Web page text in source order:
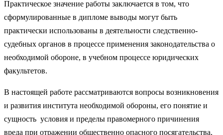
Практическое значение работы заключается в том, что
сформулированные в дипломе выводы могут быть
практически использованы в деятельности следственно-
судебных органов в процессе применения законодательства о
необходимой обороне, в учебном процессе юридических
факультетов.
В настоящей работе рассматриваются вопросы возникновения
и развития института необходимой обороны, его понятие и
сущность условия и пределы правомерного причинения
вреда при отражении общественно опасного посягательства,